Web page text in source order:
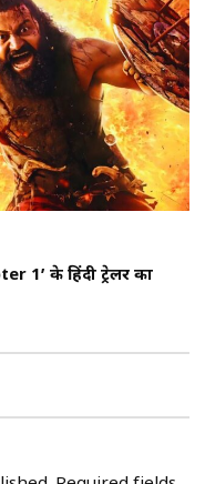
1’ के हिंदी ट्रेलर का